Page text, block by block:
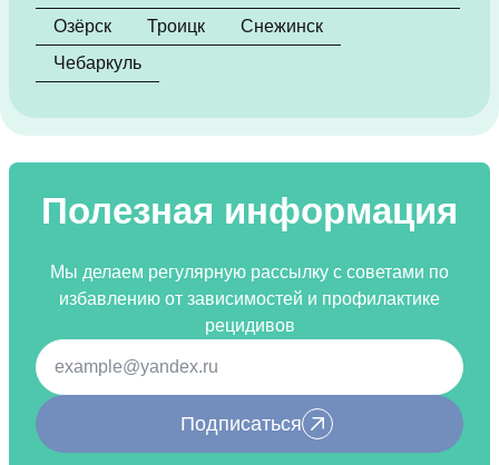
Озёрск
Троицк
Снежинск
Чебаркуль
Полезная информация
Мы делаем регулярную рассылку с советами по
избавлению от зависимостей и профилактике
рецидивов
Подписаться